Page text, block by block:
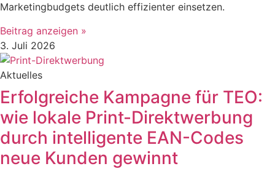
Marketingbudgets deutlich effizienter einsetzen.
Beitrag anzeigen »
3. Juli 2026
Aktuelles
Erfolgreiche Kampagne für TEO:
wie lokale Print-Direktwerbung
durch intelligente EAN-Codes
neue Kunden gewinnt